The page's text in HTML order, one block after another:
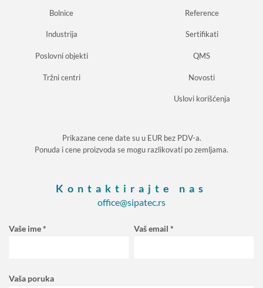
Bolnice
Industrija
Poslovni objekti
Tržni centri
Reference
Sertifikati
QMS
Novosti
Uslovi korišćenja
Prikazane cene date su u EUR bez PDV-a.
Ponuda i cene proizvoda se mogu razlikovati po zemljama.
Kontaktirajte nas
office@sipatec.rs
Vaše ime * Vaš email *
Vaša poruka